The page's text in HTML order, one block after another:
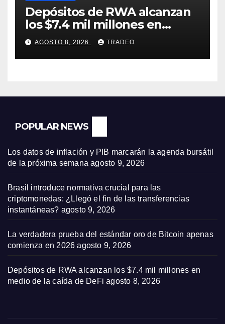
Depósitos de RWA alcanzan
los $7.4 mil millones en
medio de la caída de DeFi
AGOSTO 8, 2026 TRADEO
POPULAR NEWS
Los datos de inflación y PIB marcarán la agenda bursátil
de la próxima semana agosto 9, 2026
Brasil introduce normativa crucial para las
criptomonedas: ¿Llegó el fin de las transferencias
instantáneas? agosto 9, 2026
La verdadera prueba del estándar oro de Bitcoin apenas
comienza en 2026 agosto 9, 2026
Depósitos de RWA alcanzan los $7.4 mil millones en
medio de la caída de DeFi agosto 8, 2026